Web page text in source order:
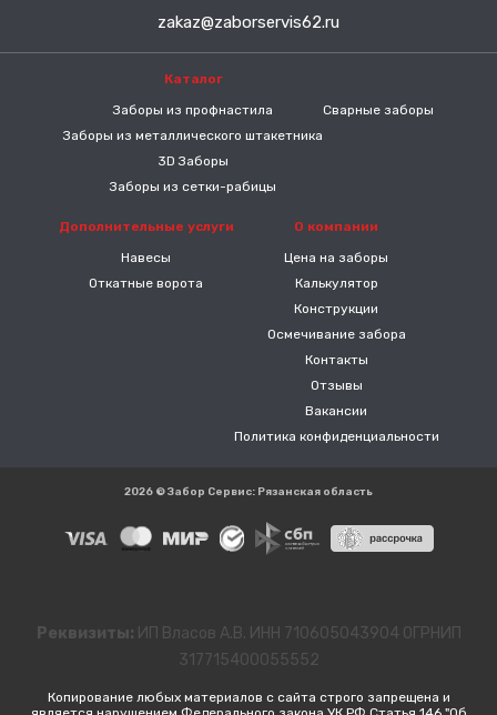
zakaz@zaborservis62.ru
Каталог
Заборы из профнастила
Заборы из металлического штакетника
3D Заборы
Заборы из сетки-рабицы
Сварные заборы
Дополнительные услуги
Навесы
Откатные ворота
О компании
Цена на заборы
Калькулятор
Конструкции
Осмечивание забора
Контакты
Отзывы
Вакансии
Политика конфиденциальности
2026 © Забор Сервис: Рязанская область
Реквизиты: ИП Власов А.В. ИНН 710605043904 ОГРНИП
317715400055552
Копирование любых материалов с сайта строго запрещена и